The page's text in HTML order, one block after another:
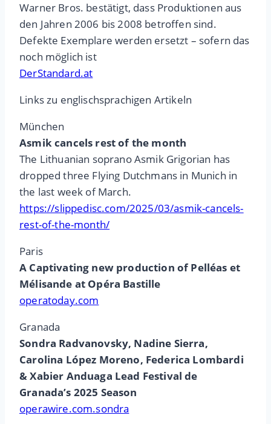
Warner Bros. bestätigt, dass Produktionen aus
den Jahren 2006 bis 2008 betroffen sind.
Defekte Exemplare werden ersetzt – sofern das
noch möglich ist
DerStandard.at
Links zu englischsprachigen Artikeln
München
Asmik cancels rest of the month
The Lithuanian soprano Asmik Grigorian has
dropped three Flying Dutchmans in Munich in
the last week of March.
https://slippedisc.com/2025/03/asmik-cancels-
rest-of-the-month/
Paris
A Captivating new production of Pelléas et
Mélisande at Opéra Bastille
operatoday.com
Granada
Sondra Radvanovsky, Nadine Sierra,
Carolina López Moreno, Federica Lombardi
& Xabier Anduaga Lead Festival de
Granada’s 2025 Season
operawire.com.sondra